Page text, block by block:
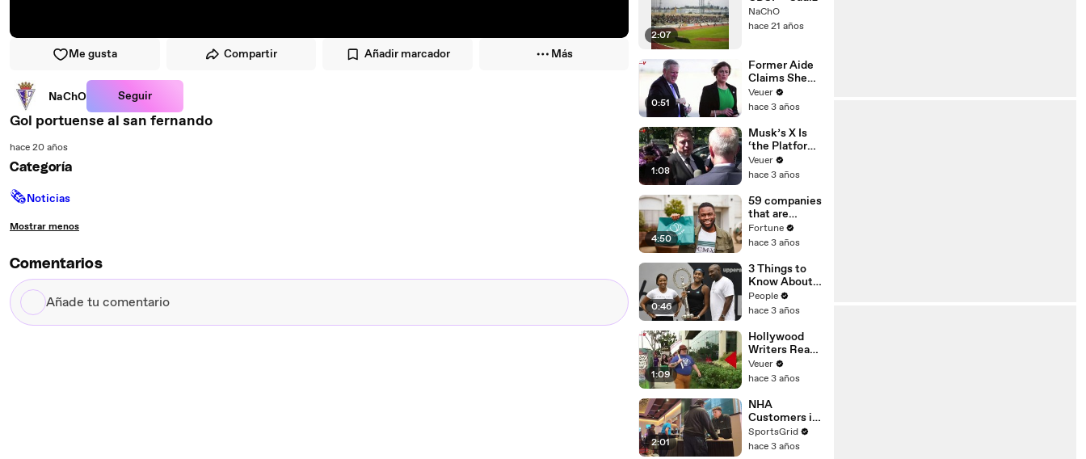
Me gusta Compartir Añadir marcador Más
NaChO Seguir
Gol portuense al san fernando
hace 20 años
Categoría
🗞Noticias
Mostrar menos
Comentarios
Añade
tu
2:07
NaChO
hace 21 años
0:51
Former Aide
Claims She
Was Asked to
Make a ‘Hit
Trump
Veuer
hace 3 años
1:08
Musk’s X Is
‘the Platform
With the
Largest Ratio
Misinformatio
n or
Disinformatio
n’ Amongst
All Social
Media
Platforms
Veuer
hace 3 años
4:50
59 companies
that are
changing the
world: From
Chobani
Fortune
hace 3 años
0:46
3 Things to
Know About
Coco Gauff's
Parents
People
hace 3 años
1:09
Hollywood
Writers Reach
‘Tentative
Agreement’
After 146 Day
Strike
Veuer
hace 3 años
2:01
NHA
Customers in
Limbo as
Company
SportsGrid
hace 3 años